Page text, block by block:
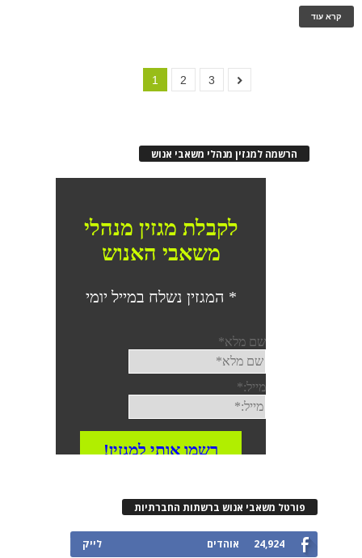
קרא עוד
1 2 3
הרשמה למגזין מנהלי משאבי אנוש
פורטל משאבי אנוש ברשתות החברתיות
24,924 אוהדים לייק